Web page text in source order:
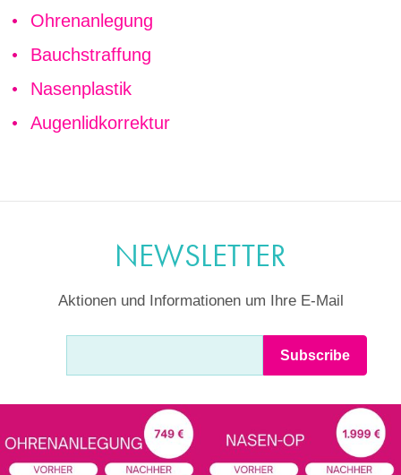
Ohrenanlegung
Bauchstraffung
Nasenplastik
Augenlidkorrektur
NEWSLETTER
Aktionen und Informationen um Ihre E-Mail